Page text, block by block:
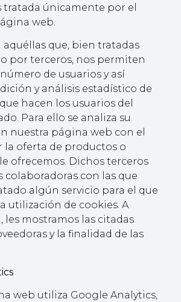
tratada únicamente por el
web.
aquéllas que, bien tratadas
por terceros, nos permiten
de usuarios y así
y análisis estadístico de
hacen los usuarios del
Para ello se analiza su
nuestra página web con el
la oferta de productos o
ofrecemos. Dichos terceros
colaboradoras con las que
algún servicio para el que
utilización de cookies. A
mostramos las citadas
y la finalidad de las
web utiliza Google Analytics,